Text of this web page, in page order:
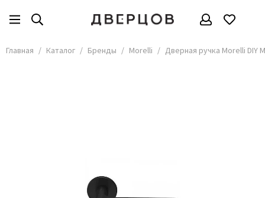
Бренды
Все товары
Главная Каталог Бренды Morelli Дверная ручка Morelli DIY